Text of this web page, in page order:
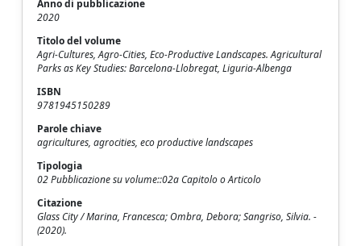
Anno di pubblicazione
2020
Titolo del volume
Agri-Cultures, Agro-Cities, Eco-Productive Landscapes. Agricultural
Parks as Key Studies: Barcelona-Llobregat, Liguria-Albenga
ISBN
9781945150289
Parole chiave
agricultures, agrocities, eco productive landscapes
Tipologia
02 Pubblicazione su volume::02a Capitolo o Articolo
Citazione
Glass City / Marina, Francesca; Ombra, Debora; Sangriso, Silvia. -
(2020).